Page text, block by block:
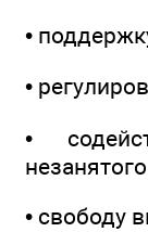
•
•
•
• свободу